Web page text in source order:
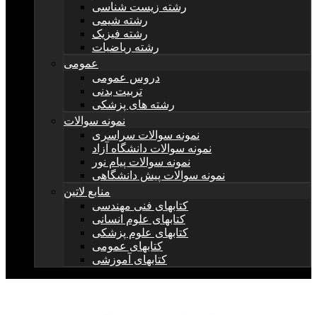
رشته زیست شناسی
رشته شیمی
رشته فیزیک
رشته ریاضیات
عمومی
دروس عمومی
تربیت بدنی
رشته های پزشکی
نمونه سوالات
نمونه سوالات سراسری
نمونه سوالات دانشگاه آزاد
نمونه سوالات پیام نور
نمونه سوالات پیش دانشگاهی
منابع لاتین
کتابهای فنی مهندسی
کتابهای علوم انسانی
کتابهای علوم پزشکی
کتابهای عمومی
کتابهای آموزشی